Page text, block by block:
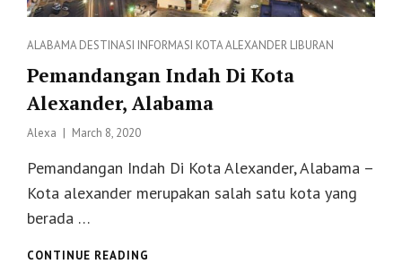
Categories
ALABAMADESTINASI INFORMASI KOTA ALEXANDER LIBURAN
Pemandangan Indah Di Kota
Alexander, Alabama
Alexa
Posted
March 8, 2020
Pemandangan Indah Di Kota Alexander, Alabama –
Kota alexander merupakan salah satu kota yang
berada …
CONTINUE READING